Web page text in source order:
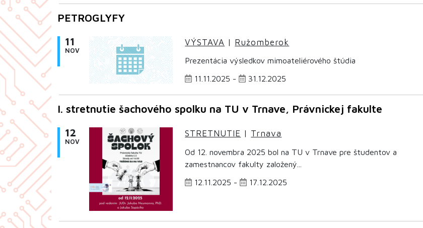
PETROGLYFY
11
NOV
VÝSTAVA | Ružomberok
Prezentácia výsledkov mimoateliérového štúdia
11.11.2025 -
31.12.2025
I. stretnutie šachového spolku na TU v Trnave, Právnickej fakulte
12
NOV
STRETNUTIE | Trnava
Od 12. novembra 2025 bol na TU v Trnave pre študentov a
zamestnancov fakulty založený...
12.11.2025 -
17.12.2025